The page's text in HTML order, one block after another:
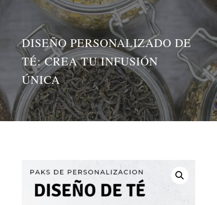
DISEÑO PERSONALIZADO DE
TÉ: CREA TU INFUSIÓN
ÚNICA